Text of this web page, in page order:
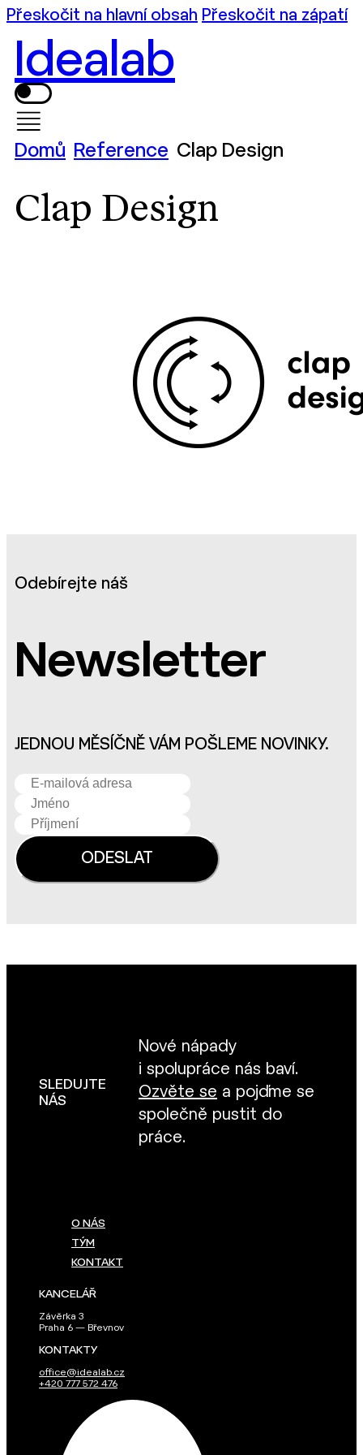
Přeskočit na hlavní obsah Přeskočit na zápatí
Idealab
Domů Reference Clap Design
Clap Design
Odebírejte náš
Newsletter
JEDNOU MĚSÍČNĚ VÁM POŠLEME NOVINKY.
SLEDUJTE
NÁS
Nové nápady
i spolupráce nás baví.
Ozvěte se a pojďme se
společně pustit do
práce.
O NÁS
TÝM
KONTAKT
KANCELÁŘ
Závěrka 3
Praha 6 — Břevnov
KONTAKTY
office@idealab.cz
+420 777 572 476